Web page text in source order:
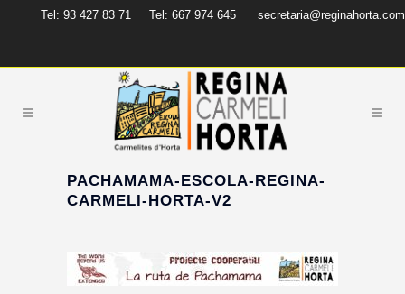
Tel: 93 427 83 71 Tel: 667 974 645 secretaria@reginahorta.com
PACHAMAMA-ESCOLA-REGINA-
CARMELI-HORTA-V2